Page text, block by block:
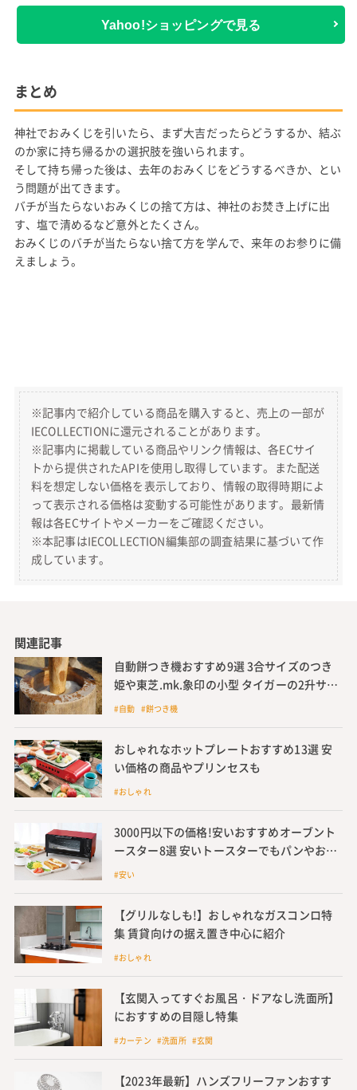
Yahoo!ショッピングで見る
まとめ
神社でおみくじを引いたら、まず大吉だったらどうするか、結ぶ
のか家に持ち帰るかの選択肢を強いられます。
そして持ち帰った後は、去年のおみくじをどうするべきか、とい
う問題が出てきます。
バチが当たらないおみくじの捨て方は、神社のお焚き上げに出
す、塩で清めるなど意外とたくさん。
おみくじのバチが当たらない捨て方を学んで、来年のお参りに備
えましょう。
※記事内で紹介している商品を購入すると、売上の一部が
IECOLLECTIONに還元されることがあります。
※記事内に掲載している商品やリンク情報は、各ECサイ
トから提供されたAPIを使用し取得しています。また配送
料を想定しない価格を表示しており、情報の取得時期によ
って表示される価格は変動する可能性があります。最新情
報は各ECサイトやメーカーをご確認ください。
※本記事はIECOLLECTION編集部の調査結果に基づいて作
成しています。
関連記事
自動餅つき機おすすめ9選 3合サイズのつき
姫や東芝.mk.象印の小型 タイガーの2升サイ
ズ パンも焼けるパナソニック
#自動 #餅つき機
おしゃれなホットプレートおすすめ13選 安
い価格の商品やプリンセスも
#おしゃれ
3000円以下の価格!安いおすすめオーブント
ースター8選 安いトースターでもパンやお
餅、焼き芋が美味しく仕上がるコツも紹介
#安い
【グリルなしも!】おしゃれなガスコンロ特
集 賃貸向けの据え置き中心に紹介
#おしゃれ
【玄関入ってすぐお風呂・ドアなし洗面所】
におすすめの目隠し特集
#カーテン #洗面所 #玄関
【2023年最新】ハンズフリーファンおすす